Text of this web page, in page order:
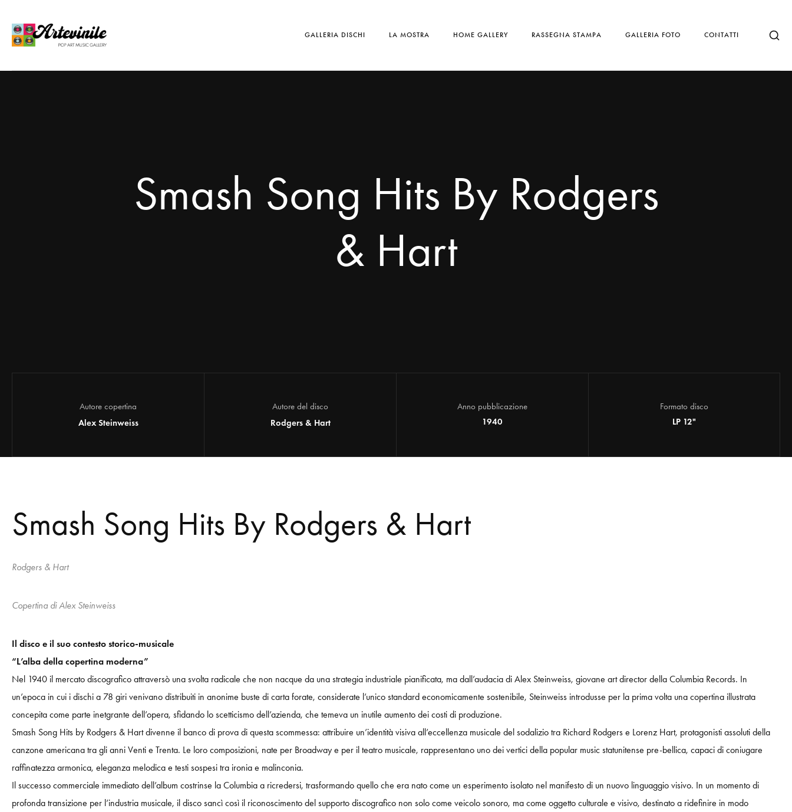
GALLERIA DISCHI LA MOSTRA HOME GALLERY RASSEGNA STAMPA GALLERIA FOTO CONTATTI
Smash Song Hits By Rodgers
& Hart
Autore copertina
Alex Steinweiss
Autore del disco
Rodgers & Hart
Anno pubblicazione
1940
Formato disco
LP 12"
Smash Song Hits By Rodgers & Hart
Rodgers & Hart
Copertina di Alex Steinweiss
Il disco e il suo contesto storico-musicale
“L’alba della copertina moderna”
Nel 1940 il mercato discografico attraversò una svolta radicale che non nacque da una strategia industriale pianificata, ma dall’audacia di Alex Steinweiss, giovane art director della Columbia Records. In
un’epoca in cui i dischi a 78 giri venivano distribuiti in anonime buste di carta forate, considerate l’unico standard economicamente sostenibile, Steinweiss introdusse per la prima volta una copertina illustrata
concepita come parte inetgrante dell’opera, sfidando lo scetticismo dell’azienda, che temeva un inutile aumento dei costi di produzione.
Smash Song Hits by Rodgers & Hart divenne il banco di prova di questa scommessa: attribuire un’identità visiva all’eccellenza musicale del sodalizio tra Richard Rodgers e Lorenz Hart, protagonisti assoluti della
canzone americana tra gli anni Venti e Trenta. Le loro composizioni, nate per Broadway e per il teatro musicale, rappresentano uno dei vertici della popular music statunitense pre-bellica, capaci di coniugare
raffinatezza armonica, eleganza melodica e testi sospesi tra ironia e malinconia.
Il successo commerciale immediato dell’album costrinse la Columbia a ricredersi, trasformando quello che era nato come un esperimento isolato nel manifesto di un nuovo linguaggio visivo. In un momento di
profonda transizione per l’industria musicale, il disco sancì così il riconoscimento del supporto discografico non solo come veicolo sonoro, ma come oggetto culturale e visivo, destinato a ridefinire in modo